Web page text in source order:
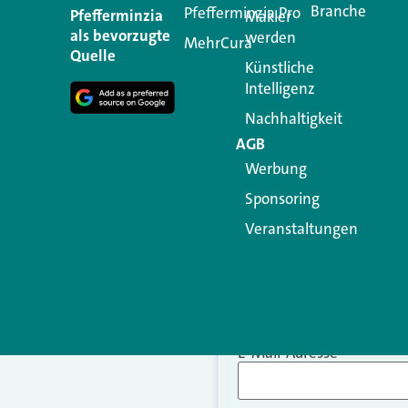
Ihre E-Mail-Adresse wird
Kommentar
E-Mail-Adresse*
Pfefferminzia
als bevorzugte
Quelle
Pfefferminzia.Pro
MehrCura
Makler
werden
Künstliche
Intelligenz
Nachhaltigkeit
AGB
Werbung
Sponsoring
Veranstaltungen
Branche